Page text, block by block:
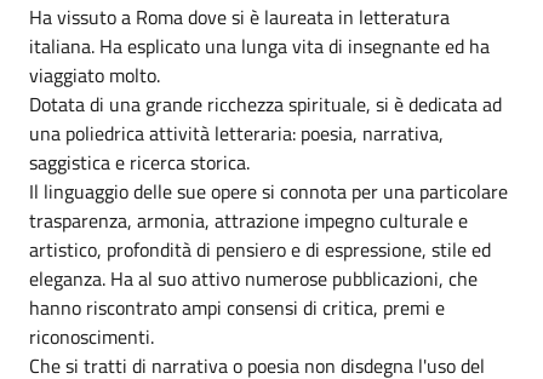
Ha vissuto a Roma dove si è laureata in letteratura
italiana. Ha esplicato una lunga vita di insegnante ed ha
viaggiato molto.
Dotata di una grande ricchezza spirituale, si è dedicata ad
una poliedrica attività letteraria: poesia, narrativa,
saggistica e ricerca storica.
Il linguaggio delle sue opere si connota per una particolare
trasparenza, armonia, attrazione impegno culturale e
artistico, profondità di pensiero e di espressione, stile ed
eleganza. Ha al suo attivo numerose pubblicazioni, che
hanno riscontrato ampi consensi di critica, premi e
riconoscimenti.
Che si tratti di narrativa o poesia non disdegna l'uso del